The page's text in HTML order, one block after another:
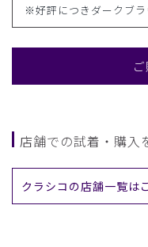
※好評につきダークブラ
店舗での試着・購入
クラシコの店舗一覧は